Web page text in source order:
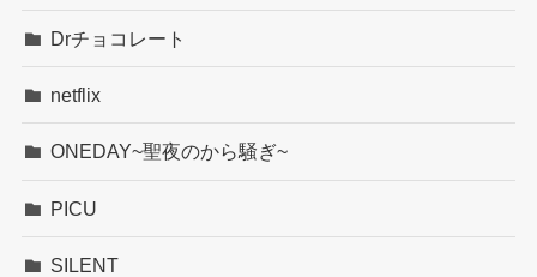
Drチョコレート
netflix
ONEDAY~聖夜のから騒ぎ~
PICU
SILENT